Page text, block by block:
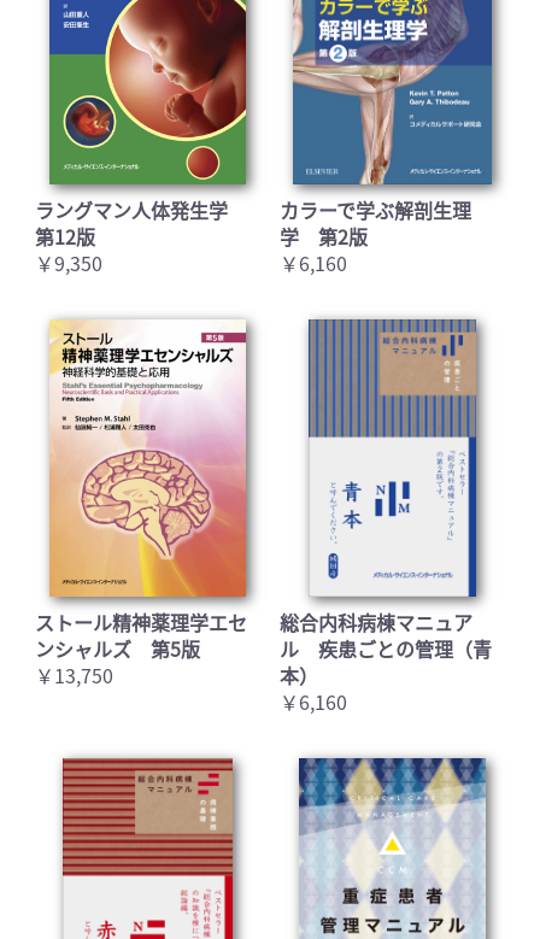
お買い物を続ける カートへ進む
ラングマン人体発生学
第12版
￥9,350
カラーで学ぶ解剖生理
学 第2版
￥6,160
ストール精神薬理学エセ
ンシャルズ 第5版
￥13,750
総合内科病棟マニュア
ル 疾患ごとの管理（青
本）
￥6,160